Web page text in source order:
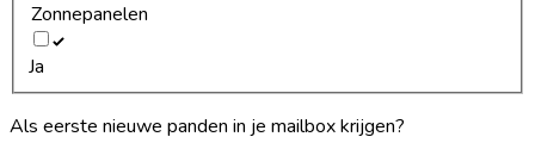
Zonnepanelen
Ja
Als eerste nieuwe panden in je mailbox krijgen?